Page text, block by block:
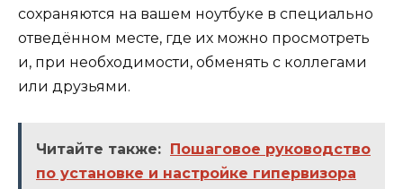
сохраняются на вашем ноутбуке в специально
отведённом месте, где их можно просмотреть
и, при необходимости, обменять с коллегами
или друзьями.
Читайте также:
Пошаговое руководство
по установке и настройке гипервизора